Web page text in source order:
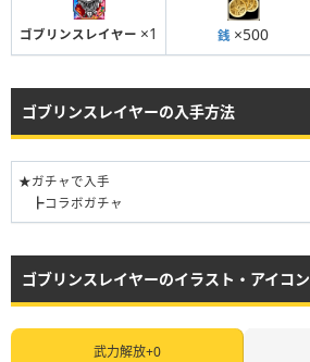
ゴブリンスレイヤー ×1 銭 ×500
ゴブリンスレイヤーの入手方法
★ガチャで入手
┣コラボガチャ
ゴブリンスレイヤーのイラスト・アイコン
武力解放+0